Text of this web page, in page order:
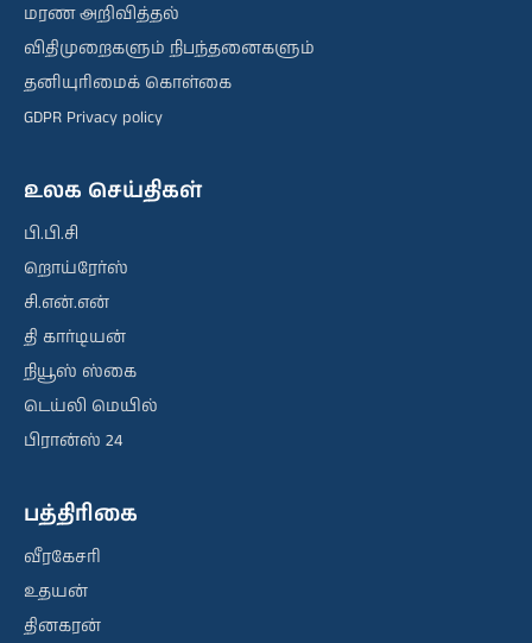
மரண அறிவித்தல்
விதிமுறைகளும் நிபந்தனைகளும்
தனியுரிமைக் கொள்கை
GDPR Privacy policy
உலக செய்திகள்
பி.பி.சி
றொய்ரேர்ஸ்
சி.என்.என்
தி கார்டியன்
நியூஸ் ஸ்கை
டெய்லி மெயில்
பிரான்ஸ் 24
பத்திரிகை
வீரகேசரி
உதயன்
தினகரன்